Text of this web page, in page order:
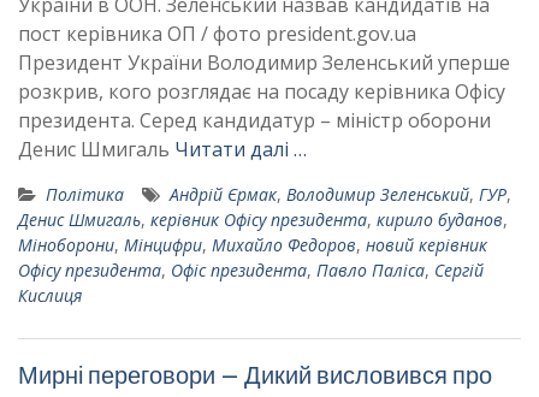
пост керівника ОП / фото president.gov.ua
Президент України Володимир Зеленський уперше
розкрив, кого розглядає на посаду керівника Офісу
президента. Серед кандидатур – міністр оборони
Денис Шмигаль Читати далі …
Політика Андрій Єрмак, Володимир Зеленський, ГУР,
Денис Шмигаль, керівник Офісу президента, кирило буданов,
Міноборони, Мінцифри, Михайло Федоров, новий керівник
Офісу президента, Офіс президента, Павло Паліса, Сергій
Кислиця
Мирні переговори – Дикий висловився про